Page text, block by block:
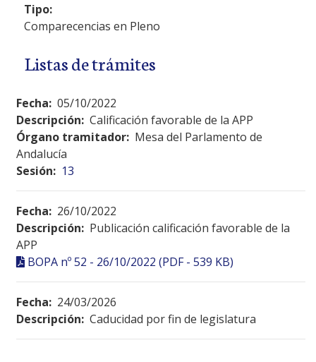
Tipo:
Comparecencias en Pleno
Listas de trámites
Fecha: 05/10/2022
Descripción: Calificación favorable de la APP
Órgano tramitador: Mesa del Parlamento de
Andalucía
Sesión: 13
Fecha: 26/10/2022
Descripción: Publicación calificación favorable de la
APP
BOPA nº 52 - 26/10/2022 (PDF - 539 KB)
Fecha: 24/03/2026
Descripción: Caducidad por fin de legislatura